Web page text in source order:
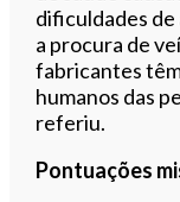
dificuldades de
a procura de
fabricantes
humanos das
referiu.
Pontuações